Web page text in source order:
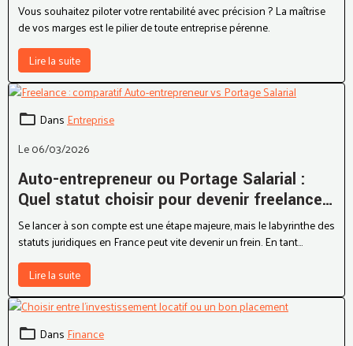
Vous souhaitez piloter votre rentabilité avec précision ? La maîtrise
de vos marges est le pilier de toute entreprise pérenne.
Lire la suite
DansEntreprise
Le 06/03/2026
Auto-entrepreneur ou Portage Salarial :
Quel statut choisir pour devenir freelance
en 2026 ?
Se lancer à son compte est une étape majeure, mais le labyrinthe des
statuts juridiques en France peut vite devenir un frein. En tant
qu'expert en fiscalité, je rencontre souvent des indépendants
hésitants : faut-il privilégier la simplicité radicale de l’auto-
entrepreneur (micro-entreprise) ou la sécurité protectrice du portage
salarial ?
Lire la suite
DansFinance